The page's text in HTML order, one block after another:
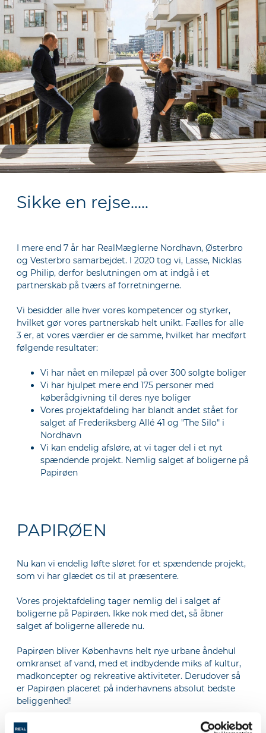
Sikke en rejse.....
I mere end 7 år har RealMæglerne Nordhavn, Østerbro
og Vesterbro samarbejdet. I 2020 tog vi, Lasse, Nicklas
og Philip, derfor beslutningen om at indgå i et
partnerskab på tværs af forretningerne.
Vi besidder alle hver vores kompetencer og styrker,
hvilket gør vores partnerskab helt unikt. Fælles for alle
3 er, at vores værdier er de samme, hvilket har medført
følgende resultater:
Vi har nået en milepæl på over 300 solgte boliger
Vi har hjulpet mere end 175 personer med
køberådgivning til deres nye boliger
Vores projektafdeling har blandt andet stået for
salget af Frederiksberg Allé 41 og "The Silo" i
Nordhavn
Vi kan endelig afsløre, at vi tager del i et nyt
spændende projekt. Nemlig salget af boligerne på
Papirøen
PAPIRØEN
Nu kan vi endelig løfte sløret for et spændende projekt,
som vi har glædet os til at præsentere.
Vores projektafdeling tager nemlig del i salget af
boligerne på Papirøen. Ikke nok med det, så åbner
salget af boligerne allerede nu.
Papirøen bliver Københavns helt nye urbane åndehul
omkranset af vand, med et indbydende miks af kultur,
madkoncepter og rekreative aktiviteter. Derudover så
er Papirøen placeret på inderhavnens absolut bedste
beliggenhed!